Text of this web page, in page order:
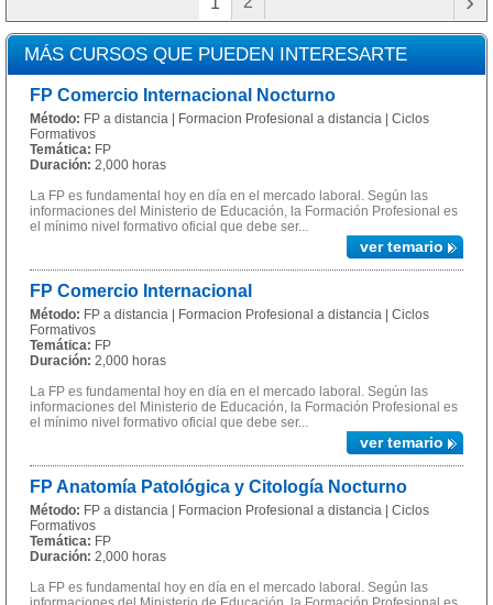
MÁS CURSOS QUE PUEDEN INTERESARTE
FP Comercio Internacional Nocturno
Método: FP a distancia | Formacion Profesional a distancia | Ciclos
Formativos
Temática: FP
Duración: 2,000 horas
La FP es fundamental hoy en día en el mercado laboral. Según las
informaciones del Ministerio de Educación, la Formación Profesional es
el mínimo nivel formativo oficial que debe ser...
ver temario
FP Comercio Internacional
Método: FP a distancia | Formacion Profesional a distancia | Ciclos
Formativos
Temática: FP
Duración: 2,000 horas
La FP es fundamental hoy en día en el mercado laboral. Según las
informaciones del Ministerio de Educación, la Formación Profesional es
el mínimo nivel formativo oficial que debe ser...
ver temario
FP Anatomía Patológica y Citología Nocturno
Método: FP a distancia | Formacion Profesional a distancia | Ciclos
Formativos
Temática: FP
Duración: 2,000 horas
La FP es fundamental hoy en día en el mercado laboral. Según las